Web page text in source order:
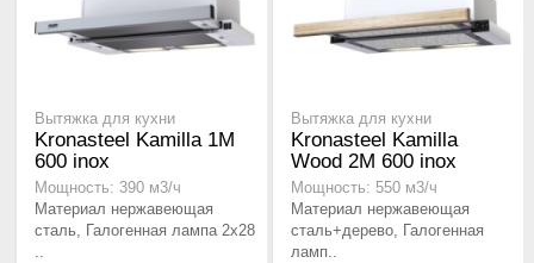
Вытяжка для кухни
Kronasteel Kamilla 1M
600 inox
Мощность: 390 м3/ч
Материал нержавеющая
сталь, Галогенная лампа 2x28
..
Вытяжка для кухни
Kronasteel Kamilla
Wood 2M 600 inox
Мощность: 550 м3/ч
Материал нержавеющая
сталь+дерево, Галогенная
ламп..